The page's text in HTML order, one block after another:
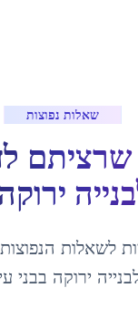
שאלות נפוצות
לשאלות
ירוקה בבני